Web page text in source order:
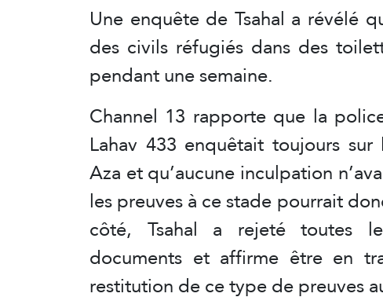
Une enquête de Tsahal a révélé
des civils réfugiés dans des
pendant une semaine.
Channel 13 rapporte que la
Lahav 433 enquêtait toujours
Aza et qu’aucune inculpation
les preuves à ce stade pourrait
côté, Tsahal a rejeté toutes
documents et affirme être en
restitution de ce type de preuves